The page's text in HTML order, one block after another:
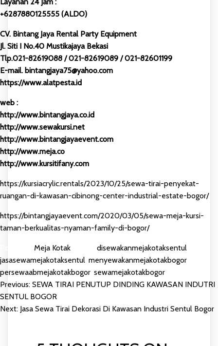
+6287880125555 (ALDO)
CV. Bintang Jaya Rental Party Equipment
Jl. Siti I No.40 Mustikajaya Bekasi
Tlp.021-82619088 / 021-82619089 / 021-82601199
E-mail. bintangjaya75@yahoo.com
https://www.alatpesta.id
web :
http://www.bintangjaya.co.id
http://www.sewakursi.net
http://www.bintangjayaevent.com
http://www.meja.co
http://www.kursitifany.com
https://kursiacrylic.rentals/2023/10/25/sewa-tirai-penyekat-
ruangan-di-kawasan-cibinong-center-industrial-estate-bogor/
https://bintangjayaevent.com/2020/03/05/sewa-meja-kursi-
taman-berkualitas-nyaman-family-di-bogor/
Meja KotakTagged disewakanmejakotaksentul
jasasewamejakotaksentul menyewakanmejakotakbogor
persewaabmejakotakbogor sewamejakotakbogor
POST
NAVIGATION
Previous: SEWA TIRAI PENUTUP DINDING KAWASAN INDUTRI
SENTUL BOGOR
Next: Jasa Sewa Tirai Dekorasi Di Kawasan Industri Sentul Bogor